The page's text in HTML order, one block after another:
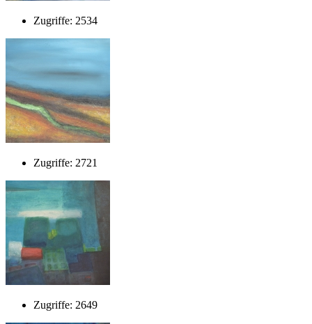
Zugriffe: 2534
Zugriffe: 2721
Zugriffe: 2649